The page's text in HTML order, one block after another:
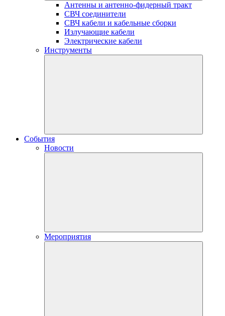
Антенны и антенно-фидерный тракт
СВЧ соединители
СВЧ кабели и кабельные сборки
Излучающие кабели
Электрические кабели
Инструменты
События
Новости
Мероприятия